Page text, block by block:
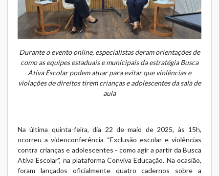
Durante o evento online, especialistas deram orientações de
como as equipes estaduais e municipais da estratégia Busca
Ativa Escolar podem atuar para evitar que violências e
violações de direitos tirem crianças e adolescentes da sala de
aula
Na última quinta-feira, dia 22 de maio de 2025, às 15h,
ocorreu a videoconferência “Exclusão escolar e violências
contra crianças e adolescentes - como agir a partir da Busca
Ativa Escolar”, na plataforma Conviva Educação. Na ocasião,
foram lançados oficialmente quatro cadernos sobre a